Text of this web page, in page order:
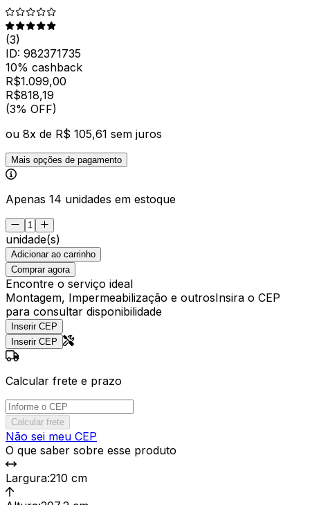
(3)
ID: 982371735
10% cashback
R$1.099,00
R$818,19
(3% OFF)
ou 8x de R$ 105,61 sem juros
Mais opções de pagamento
Apenas 14 unidades em estoque
unidade(s)
Adicionar ao carrinho
Comprar agora
Encontre o serviço ideal
Montagem, Impermeabilização e outrosInsira o CEP
para consultar disponibilidade
Inserir CEP
Inserir CEP
Calcular frete e prazo
Calcular frete
Não sei meu CEP
O que saber sobre esse produto
Largura:210 cm